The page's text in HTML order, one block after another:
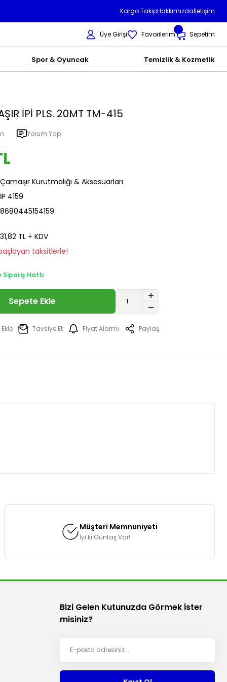
Kargo TakipHakkımızdaİletişim
Üye Girişi Favorilerim Sepetim
Spor & Oyuncak Temizlik & Kozmetik
İPİ PLS. 20MT TM-415
Yorum Yap
Çamaşır Kurutmalığı & Aksesuarları
İP 4159
8680445154159
31,82 TL + KDV
taksitlerle!
Hattı
Sepete Ekle
Tavsiye Et Fiyat Alarmı Paylaş
Müşteri Memnuniyeti
İyi ki Güntaş Var!
Bizi Gelen Kutunuzda Görmek İster
misiniz?